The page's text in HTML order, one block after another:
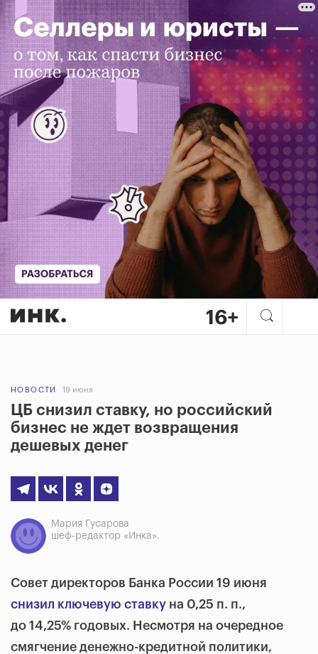
НОВОСТИ 19 июня
ЦБ снизил ставку, но российский
бизнес не ждет возвращения
дешевых денег
Мария Гусарова
шеф-редактор «Инка».
Совет директоров Банка России 19 июня
снизил ключевую ставку на 0,25 п. п.,
до 14,25% годовых. Несмотря на очередное
смягчение денежно-кредитной политики,